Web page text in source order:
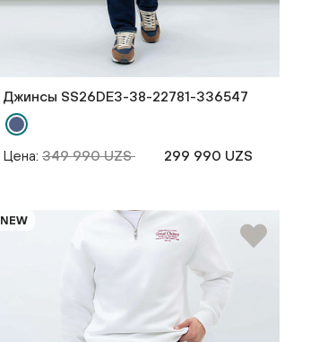
Джинсы SS26DE3-38-22781-336547
Цена: 349 990 UZS 299 990 UZS
NEW